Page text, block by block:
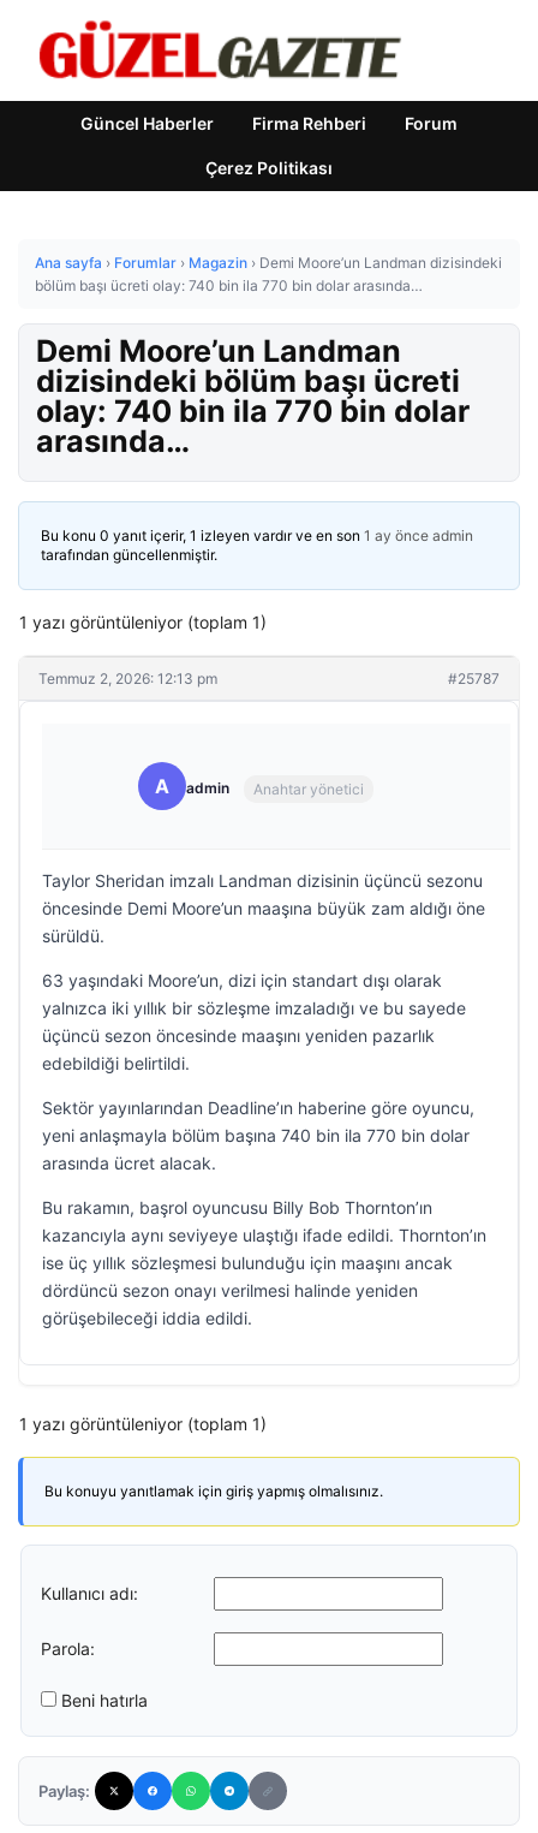
Güncel Haberler Firma Rehberi Forum
Çerez Politikası
Ana sayfa › Forumlar › Magazin › Demi Moore’un Landman dizisindeki
bölüm başı ücreti olay: 740 bin ila 770 bin dolar arasında…
Demi Moore’un Landman
dizisindeki bölüm başı ücreti
olay: 740 bin ila 770 bin dolar
arasında…
Bu konu 0 yanıt içerir, 1 izleyen vardır ve en son 1 ay önce admin
tarafından güncellenmiştir.
1 yazı görüntüleniyor (toplam 1)
Temmuz 2, 2026: 12:13 pm #25787
A admin Anahtar yönetici
Taylor Sheridan imzalı Landman dizisinin üçüncü sezonu
öncesinde Demi Moore’un maaşına büyük zam aldığı öne
sürüldü.
63 yaşındaki Moore’un, dizi için standart dışı olarak
yalnızca iki yıllık bir sözleşme imzaladığı ve bu sayede
üçüncü sezon öncesinde maaşını yeniden pazarlık
edebildiği belirtildi.
Sektör yayınlarından Deadline’ın haberine göre oyuncu,
yeni anlaşmayla bölüm başına 740 bin ila 770 bin dolar
arasında ücret alacak.
Bu rakamın, başrol oyuncusu Billy Bob Thornton’ın
kazancıyla aynı seviyeye ulaştığı ifade edildi. Thornton’ın
ise üç yıllık sözleşmesi bulunduğu için maaşını ancak
dördüncü sezon onayı verilmesi halinde yeniden
görüşebileceği iddia edildi.
1 yazı görüntüleniyor (toplam 1)
Bu konuyu yanıtlamak için giriş yapmış olmalısınız.
Kullanıcı adı:
Parola:
Beni hatırla
Paylaş: